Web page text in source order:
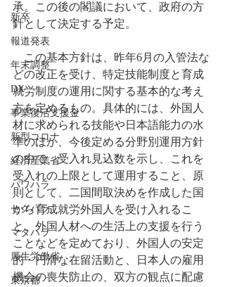
新卒
報道発表
年末調整
DX
事業復活支援金
新型コロナ
経済産業省
パワハラ
セクハラ
マタハラ
厚生労働省
東京都
承。この後の閣議において、政府の方
針として決定する予定。
この基本方針は、昨年6月の入管法な
どの改正を受け、特定技能制度と育成
就労制度の運用に関する基本的な考え
方を定めるもの。具体的には、外国人
材に求められる技能や日本語能力の水
準のほか、今後定める分野別運用方針
の中で、受入れ見込数を示し、これを
受入れの上限として運用すること、原
則として、二国間取決めを作成した国
から育成就労外国人を受け入れるこ
と、外国人材への生活上の支援を行う
ことなどを定めており、外国人の安定
的・円滑な在留活動と、日本人の雇用
機会の喪失防止の、双方の観点に配慮